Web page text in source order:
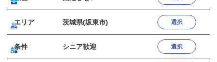
エリア 茨城県(坂東市) 選択
条件 シニア歓迎 選択